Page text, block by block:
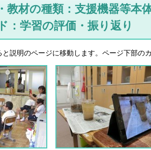
教材の種類：支援機器等本
：学習の評価・振り返り
説明のページに移動します。ページ下部